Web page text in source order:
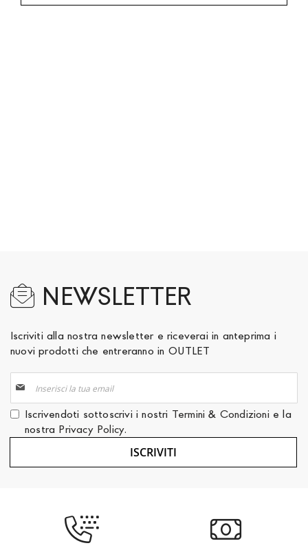
NEWSLETTER
Iscriviti alla nostra newsletter e riceverai in anteprima i
nuovi prodotti che entreranno in OUTLET
alla
nostra
Newsletter:
Iscrivendoti sottoscrivi i nostri Termini & Condizioni e la
nostra Privacy Policy.
ISCRIVITI